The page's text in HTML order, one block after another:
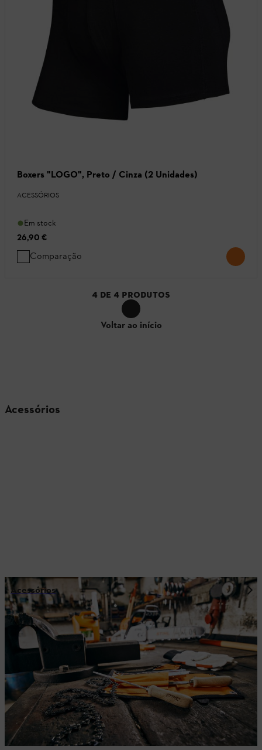
Boxers "LOGO", Preto / Cinza (2 Unidades)
ACESSÓRIOS
Em stock
26,90 €
Comparação
4 DE 4 PRODUTOS
Voltar ao início
Acessórios
Acessórios